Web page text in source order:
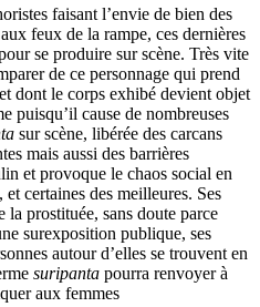
faisant l’envie de bien des
feux de la rampe, ces dernières
se produire sur scène. Très vite
de ce personnage qui prend
dont le corps exhibé devient objet
puisqu’il cause de nombreuses
sur scène, libérée des carcans
mais aussi des barrières
et provoque le chaos social en
certaines des meilleures. Ses
la prostituée, sans doute parce
surexposition publique, ses
autour d’elles se trouvent en
suripanta pourra renvoyer à
aux femmes